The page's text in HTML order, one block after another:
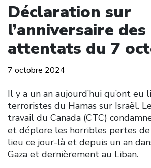
Déclaration sur
l’anniversaire des
attentats du 7
7 octobre 2024
Il y a un an aujourd’hui qu’ont
terroristes du Hamas sur Israël.
travail du Canada (CTC)
et déplore les horribles pertes
lieu ce jour-là et depuis un an
Gaza et dernièrement au Liban.